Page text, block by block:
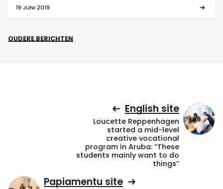
19 JUNI 2019
OUDERE BERICHTEN
English site
Loucette Reppenhagen
started a mid-level
creative vocational
program in Aruba: “These
students mainly want to do
things”
Papiamentu site